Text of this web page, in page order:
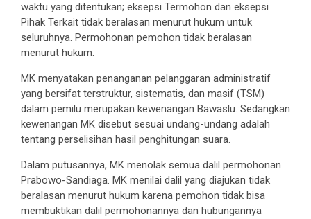
waktu yang ditentukan; eksepsi Termohon dan eksepsi
Pihak Terkait tidak beralasan menurut hukum untuk
seluruhnya. Permohonan pemohon tidak beralasan
menurut hukum.
MK menyatakan penanganan pelanggaran administratif
yang bersifat terstruktur, sistematis, dan masif (TSM)
dalam pemilu merupakan kewenangan Bawaslu. Sedangkan
kewenangan MK disebut sesuai undang-undang adalah
tentang perselisihan hasil penghitungan suara.
Dalam putusannya, MK menolak semua dalil permohonan
Prabowo-Sandiaga. MK menilai dalil yang diajukan tidak
beralasan menurut hukum karena pemohon tidak bisa
membuktikan dalil permohonannya dan hubungannya